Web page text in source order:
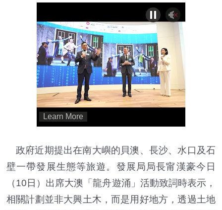
政府近期提出在南大嶼的貝澳、長沙、水口及石
壁一帶發展生態等旅遊。發展局局長甯漢豪今日
（10日）出席大澳「龍舟遊涌」活動致詞時表示，
相關計劃並非大興土木，而是用好地方，透過土地